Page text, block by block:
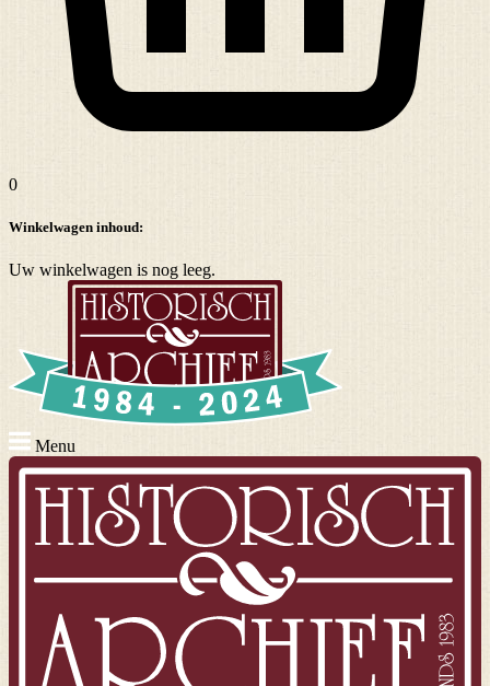
0
Winkelwagen inhoud:
Uw winkelwagen is nog leeg.
Menu